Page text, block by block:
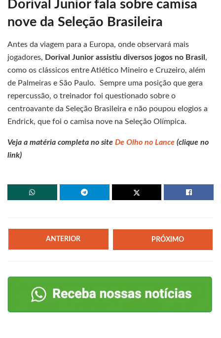
Dorival Junior fala sobre camisa
nove da Seleção Brasileira
Antes da viagem para a Europa, onde observará mais
jogadores, Dorival Junior assistiu diversos jogos no Brasil ,
como os clássicos entre Atlético Mineiro e Cruzeiro, além
de Palmeiras e São Paulo. Sempre uma posição que gera
repercussão, o treinador foi questionado sobre o
centroavante da Seleção Brasileira e não poupou elogios a
Endrick, que foi o camisa nove na Seleção Olímpica.
Veja a matéria completa no site De Olho no Lance (clique no
link)
ANTERIOR PRÓXIMO